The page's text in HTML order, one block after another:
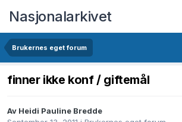
Nasjonalarkivet
Brukernes eget forum
finner ikke konf / giftemål
Av Heidi Pauline Bredde